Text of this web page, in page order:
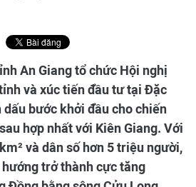
An Giang tổ chức Hội nghị
và xúc tiến đầu tư tại Đặc
dấu bước khởi đầu cho chiến
hợp nhất với Kiên Giang. Với
và dân số hơn 5 triệu người,
trở thành cực tăng